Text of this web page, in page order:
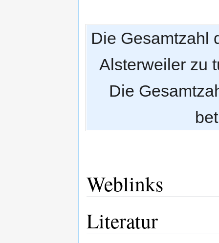
Die Gesamtzahl
Alsterweiler zu
Die
Weblinks
Literatur